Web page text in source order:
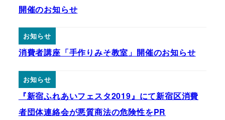
開催のお知らせ
お知らせ
消費者講座「手作りみそ教室」開催のお知らせ
お知らせ
『新宿ふれあいフェスタ2019』にて新宿区消費
者団体連絡会が悪質商法の危険性をPR